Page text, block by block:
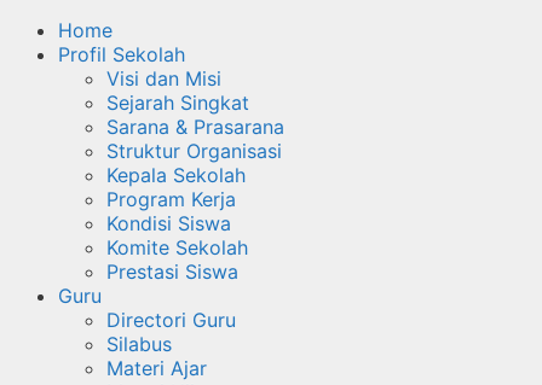
Home
Profil Sekolah
Visi dan Misi
Sejarah Singkat
Sarana & Prasarana
Struktur Organisasi
Kepala Sekolah
Program Kerja
Kondisi Siswa
Komite Sekolah
Prestasi Siswa
Guru
Directori Guru
Silabus
Materi Ajar